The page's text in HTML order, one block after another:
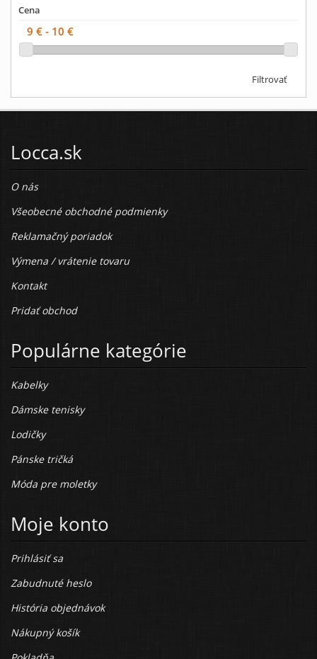
Cena
Filtrovať
Locca.sk
O nás
Všeobecné obchodné podmienky
Reklamačný poriadok
Výmena / vrátenie tovaru
Kontakt
Pridať obchod
Populárne kategórie
Kabelky
Dámske tenisky
Lodičky
Pánske tričká
Móda pre moletky
Moje konto
Prihlásiť sa
Zabudnuté heslo
História objednávok
Nákupný košík